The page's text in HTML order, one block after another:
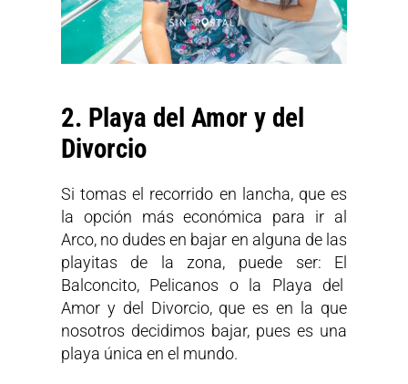
2. Playa del Amor y del
Divorcio
Si tomas el recorrido en lancha, que es
la opción más económica para ir al
Arco, no dudes en bajar en alguna de las
playitas de la zona, puede ser: El
Balconcito, Pelicanos o la Playa del
Amor y del Divorcio, que es en la que
nosotros decidimos bajar, pues es una
playa única en el mundo.